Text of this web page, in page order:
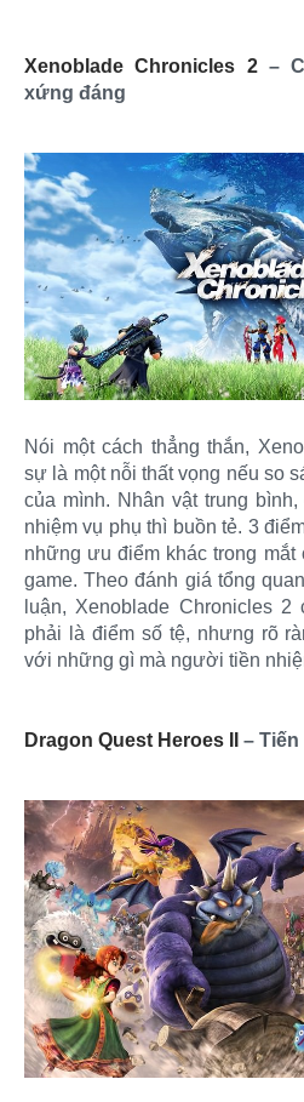
Xenoblade Chronicles 2–
xứng đáng
Nói một cách thẳng thắn,
sự là một nỗi thất vọng nếu so
của mình. Nhân vật trung
nhiệm vụ phụ thì buồn tẻ. 3
những ưu điểm khác trong
game. Theo đánh giá tổng
luận, Xenoblade Chronicles
phải là điểm số tệ, nhưng rõ
với những gì mà người tiền
Dragon Quest Heroes II –